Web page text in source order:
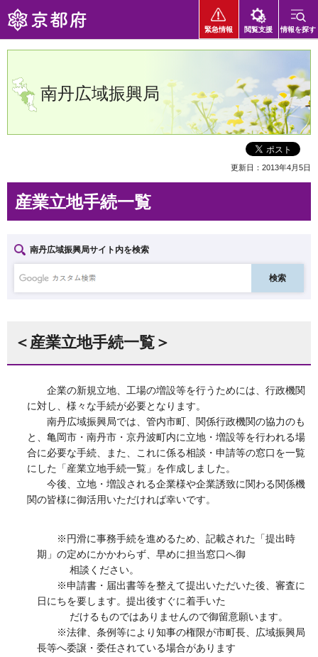
京都府
緊急情報 閲覧支援 情報を探す
南丹広域振興局
更新日：2013年4月5日
産業立地手続一覧
南丹広域振興局サイト内を検索
＜産業立地手続一覧＞
企業の新規立地、工場の増設等を行うためには、行政機関
に対し、様々な手続が必要となります。
南丹広域振興局では、管内市町、関係行政機関の協力のも
と、亀岡市・南丹市・京丹波町内に立地・増設等を行われる場
合に必要な手続、また、これに係る相談・申請等の窓口を一覧
にした「産業立地手続一覧」を作成しました。
今後、立地・増設される企業様や企業誘致に関わる関係機
関の皆様に御活用いただければ幸いです。
※円滑に事務手続を進めるため、記載された「提出時
期」の定めにかかわらず、早めに担当窓口へ御
相談ください。
※申請書・届出書等を整えて提出いただいた後、審査に
日にちを要します。提出後すぐに着手いた
だけるものではありませんので御留意願います。
※法律、条例等により知事の権限が市町長、広域振興局
長等へ委譲・委任されている場合があります